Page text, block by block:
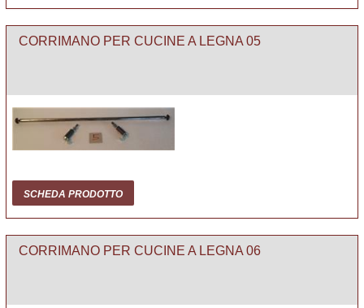
CORRIMANO PER CUCINE A LEGNA 05
SCHEDA PRODOTTO
CORRIMANO PER CUCINE A LEGNA 06